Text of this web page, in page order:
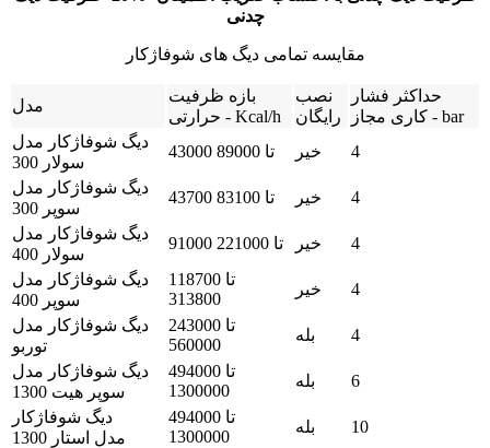
چدنی
مقایسه تمامی دیگ های شوفاژکار
مدل
بازه ظرفیت
حرارتی - Kcal/h
نصب
رایگان
حداکثر فشار
کاری مجاز - bar
دیگ شوفاژکار مدل
سولار 300
43000 تا 89000 خیر
4
دیگ شوفاژکار مدل
سوپر 300
43700 تا 83100 خیر
4
دیگ شوفاژکار مدل
سولار 400
91000 تا 221000 خیر
4
دیگ شوفاژکار مدل
سوپر 400
118700 تا
313800
خیر
4
دیگ شوفاژکار مدل
توربو
243000 تا
560000
بله
4
دیگ شوفاژکار مدل
سوپر هیت 1300
494000 تا
1300000
بله
6
دیگ شوفاژکار
مدل استار 1300
494000 تا
1300000
بله 10